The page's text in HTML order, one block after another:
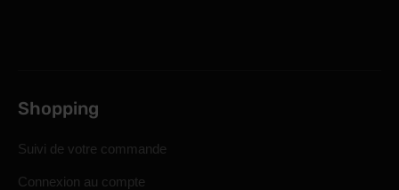
Shopping
Suivi de votre commande
Connexion au compte